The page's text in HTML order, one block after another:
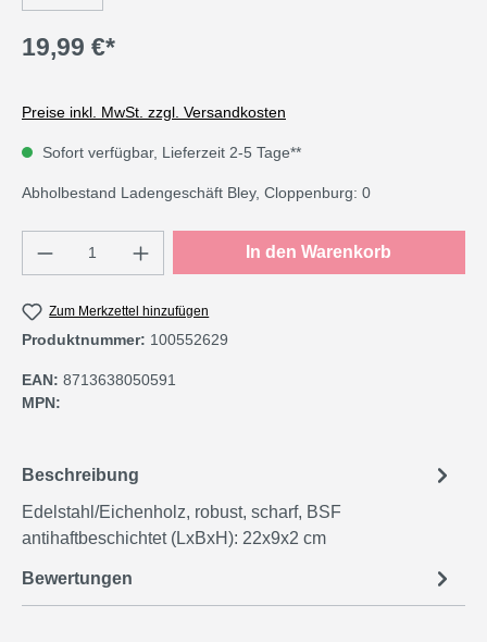
19,99 €*
Preise inkl. MwSt. zzgl. Versandkosten
Sofort verfügbar, Lieferzeit 2-5 Tage**
Abholbestand Ladengeschäft Bley, Cloppenburg: 0
Produkt Anzahl: Gib den gewünschten
In den Warenkorb
Zum Merkzettel hinzufügen
Produktnummer: 100552629
EAN: 8713638050591
MPN:
Beschreibung
Edelstahl/Eichenholz, robust, scharf, BSF
antihaftbeschichtet (LxBxH): 22x9x2 cm
Bewertungen